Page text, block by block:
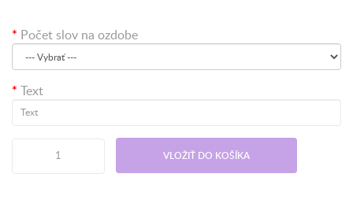
Počet slov na ozdobe
Text
VLOŽIŤ DO KOŠÍKA